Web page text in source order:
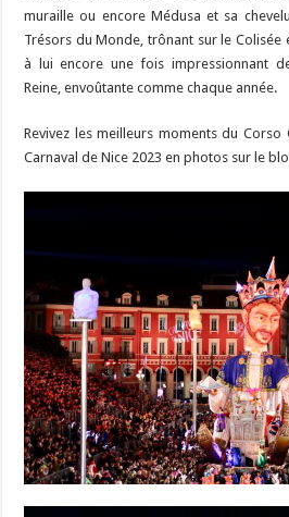
muraille ou encore Médusa et sa
Trésors du Monde, trônant sur le Colisée
à lui encore une fois impressionnant
Reine, envoûtante comme chaque année.
Revivez les meilleurs moments du Corso
Carnaval de Nice 2023 en photos sur le